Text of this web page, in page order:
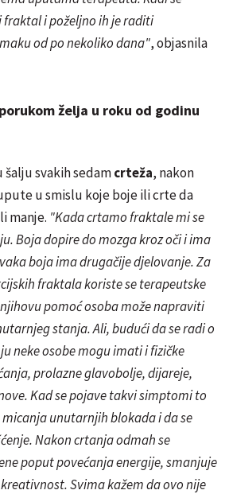
fraktal i poželjno ih je raditi
od po nekoliko dana", objasnila
želja u roku od godinu
svakih sedamcrteža, nakon
u smislu koje boje ili crte da
manje. "Kada crtamo fraktale mi se
Boja dopire do mozga kroz oči i ima
boja ima drugačije djelovanje. Za
fraktala koriste se terapeutske
pomoć osoba može napraviti
stanja.Ali, budući da se radi o
neke osobe mogu imati i fizičke
prolazne glavobolje, dijareje,
Kad se pojave takvi simptomi to
micanja unutarnjih blokada i da se
Nakoncrtanjaodmah se
poput povećanja energije, smanjuje
Svima kažem da ovo nije